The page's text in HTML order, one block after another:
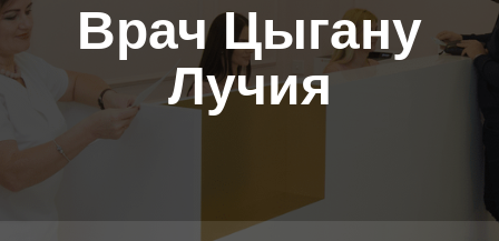
Врач Цыгану
Лучия